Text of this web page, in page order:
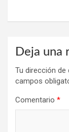
Deja una
Tu dirección
campos
Comentario *